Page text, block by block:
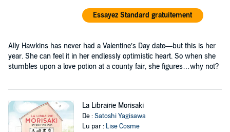
Essayez Standard gratuitement
Ally Hawkins has never had a Valentine’s Day date—but this is her
year. She can feel it in her endlessly optimistic heart. So when she
stumbles upon a love potion at a county fair, she figures…why not?
La Librairie Morisaki
De :Satoshi Yagisawa
Lu par : Lise Cosme